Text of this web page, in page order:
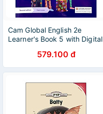
Cam Global English 2e
Learner's Book 5 with Digital
579.100 đ